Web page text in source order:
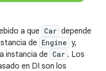
a que Car depende
de Engine y,
instancia de Car . Los
en DI son los